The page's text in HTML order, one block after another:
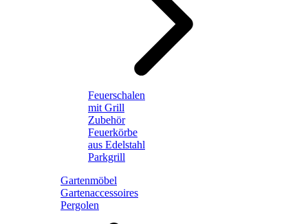
Feuerschalen
mit Grill
Zubehör
Feuerkörbe
aus Edelstahl
Parkgrill
Gartenmöbel
Gartenaccessoires
Pergolen